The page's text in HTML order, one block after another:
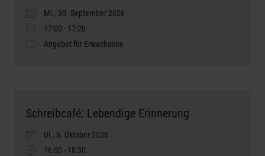
Mi., 30. September 2026
17:00 - 17:20
Angebot für Erwachsene
Schreibcafé: Lebendige Erinnerung
Di., 6. Oktober 2026
16:00 - 18:30